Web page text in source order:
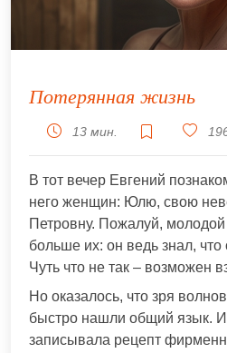
Потерянная жизнь
13 мин.
В тот вечер Евгений
него женщин: Юлю, свою
Петровну. Пожалуй,
больше их: он ведь знал, что
Чуть что не так – возможен
Но оказалось, что зря
быстро нашли общий язык.
записывала рецепт